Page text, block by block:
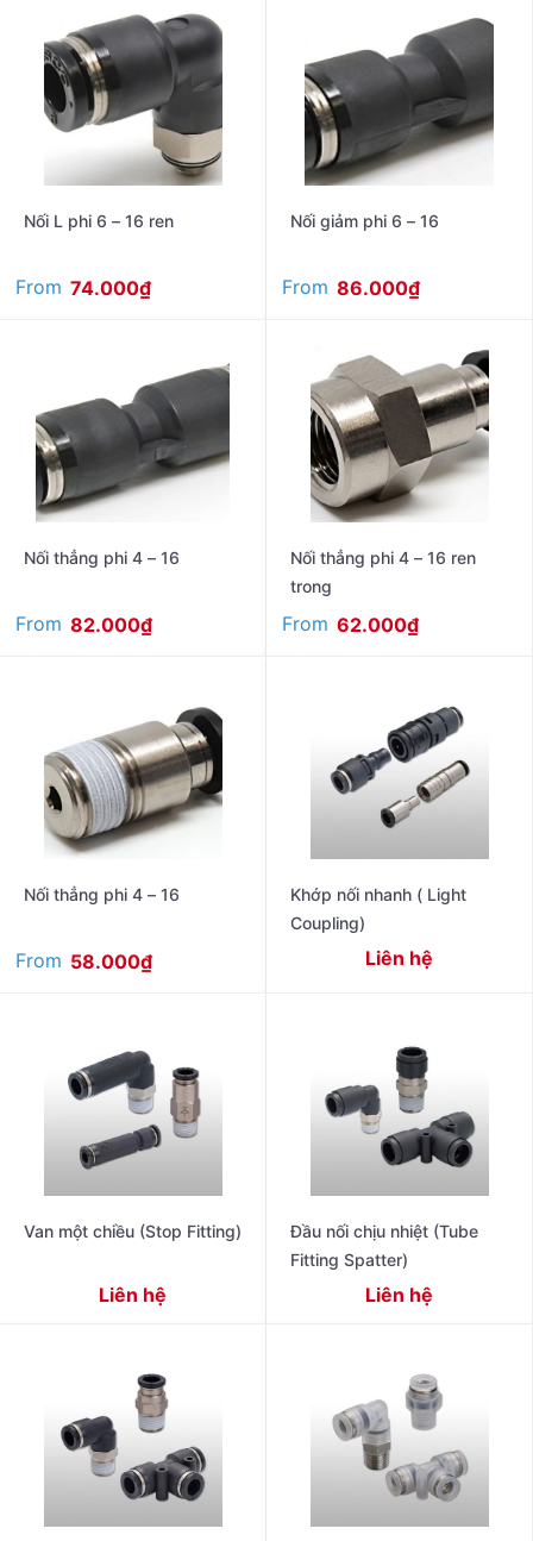
Nối L phi 6 – 16 ren
From 74.000₫
Nối giảm phi 6 – 16
From 86.000₫
Nối thẳng phi 4 – 16
From 82.000₫
Nối thẳng phi 4 – 16 ren
trong
From 62.000₫
Nối thẳng phi 4 – 16
From 58.000₫
Khớp nối nhanh ( Light
Coupling)
Liên hệ
Van một chiều (Stop Fitting)
Liên hệ
Đầu nối chịu nhiệt (Tube
Fitting Spatter)
Liên hệ